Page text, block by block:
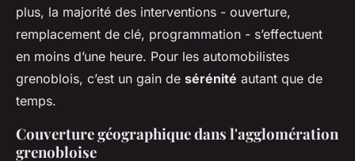
plus, la majorité des interventions - ouverture,
remplacement de clé, programmation - s’effectuent
en moins d’une heure. Pour les automobilistes
grenoblois, c’est un gain de sérénité autant que de
temps.
Couverture géographique dans l'agglomération
grenobloise